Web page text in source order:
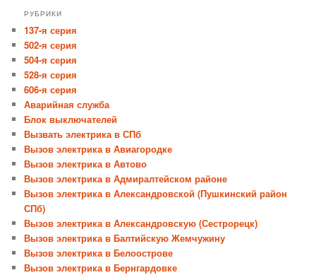
РУБРИКИ
137-я серия
502-я серия
504-я серия
528-я серия
606-я серия
Аварийная служба
Блок выключателей
Вызвать электрика в СПб
Вызов электрика в Авиагородке
Вызов электрика в Автово
Вызов электрика в Адмиралтейском районе
Вызов электрика в Александровской (Пушкинский район
СПб)
Вызов электрика в Александровскую (Сестрорецк)
Вызов электрика в Балтийскую Жемчужину
Вызов электрика в Белоострове
Вызов электрика в Бернгардовке